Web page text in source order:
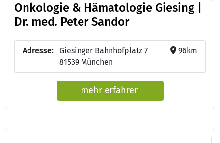
Onkologie & Hämatologie Giesing |
Dr. med. Peter Sandor
Adresse:
Giesinger Bahnhofplatz 7
81539 München
96km
mehr erfahren